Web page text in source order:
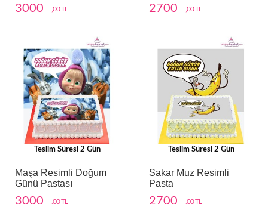
3000 ,00 TL 2700 ,00 TL
Teslim Süresi 2 Gün
Maşa Resimli Doğum
Günü Pastası
3000 ,00 TL
Teslim Süresi 2 Gün
Sakar Muz Resimli
Pasta
2700 ,00 TL